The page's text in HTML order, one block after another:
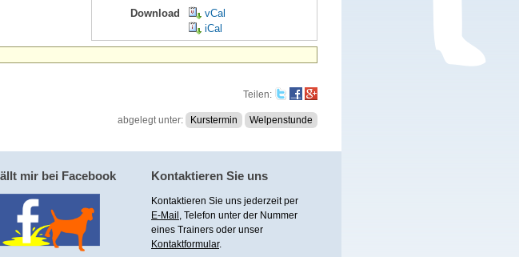
Download
vCal
iCal
Teilen:
abgelegt unter: Kurstermin Welpenstunde
mir bei Facebook Kontaktieren Sie uns
Kontaktieren Sie uns jederzeit per
E-Mail , Telefon unter der Nummer
eines Trainers oder unser
Kontaktformular.